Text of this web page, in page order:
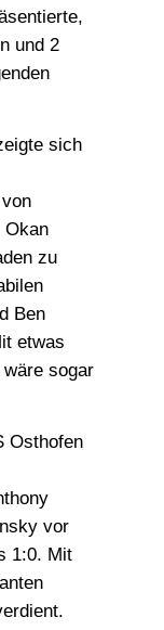
und 2
sich
Okan
zu
Ben
etwas
sogar
Osthofen
vor
1:0. Mit